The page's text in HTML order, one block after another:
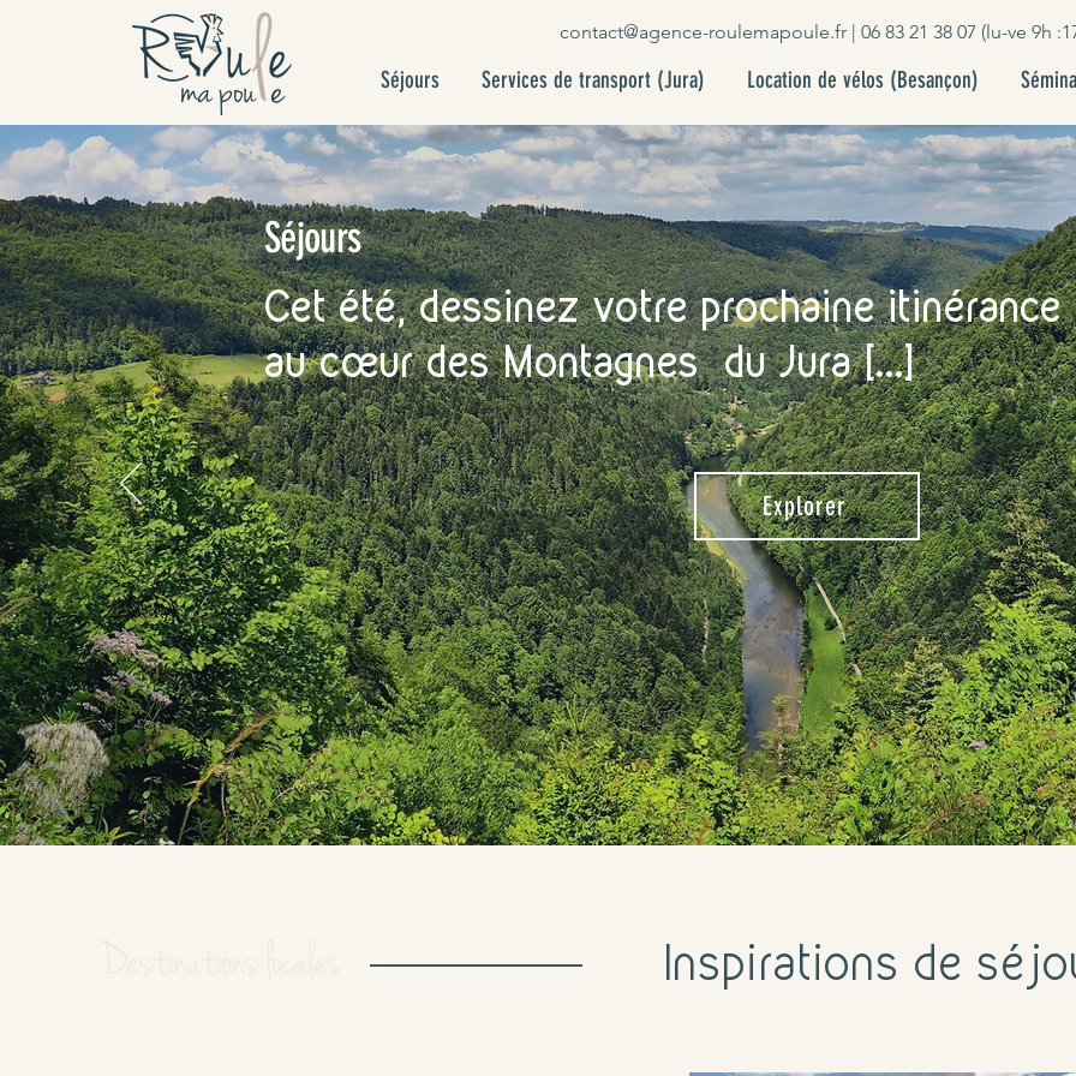
contact@agence-roulemapoule.fr| 06 83 21 38 07 (lu-ve 9h
Séjours Services de transport (Jura) Location de vélos (Besançon)
Séjours
Cet été, dessinez votre prochaine itinérance
au cœurdes Montagnes du Jura [...]
Explorer
Inspirations de